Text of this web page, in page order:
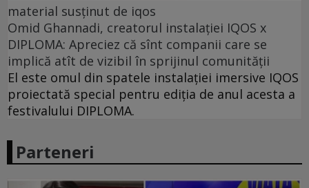
material susținut de iqos
Omid Ghannadi, creatorul instalației IQOS x
DIPLOMA: Apreciez că sînt companii care se
implică atît de vizibil în sprijinul comunității
El este omul din spatele instalației imersive IQOS
proiectată special pentru ediția de anul acesta a
festivalului DIPLOMA.
Parteneri